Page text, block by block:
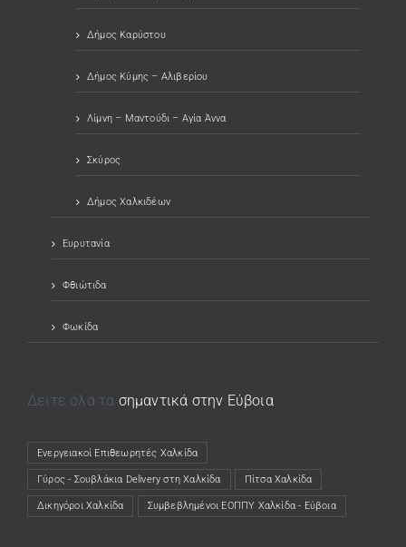
Δήμος Καρύστου
Δήμος Κύμης – Αλιβερίου
Λίμνη – Μαντούδι – Αγία Άννα
Σκύρος
Δήμος Χαλκιδέων
Ευρυτανία
Φθιώτιδα
Φωκίδα
Δείτε όλα τα σημαντικά στην Εύβοια
Ενεργειακοί Επιθεωρητές Χαλκίδα
(opens in a new tab)
Γύρος - Σουβλάκια Delivery στη Χαλκίδα
(opens in a new tab) Πίτσα Χαλκίδα
(opens in a new tab)
Δικηγόροι Χαλκίδα
(opens in a new tab) Συμβεβλημένοι ΕΟΠΠΥ Χαλκίδα - Εύβοια
(opens in a new tab)